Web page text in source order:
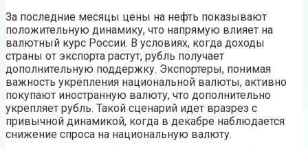
За последние месяцы цены на нефть показывают
положительную динамику, что напрямую влияет на
валютный курс России. В условиях, когда доходы
страны от экспорта растут, рубль получает
дополнительную поддержку. Экспортеры, понимая
важность укрепления национальной валюты, активно
покупают иностранную валюту, что дополнительно
укрепляет рубль. Такой сценарий идет вразрез с
привычной динамикой, когда в декабре наблюдается
снижение спроса на национальную валюту.